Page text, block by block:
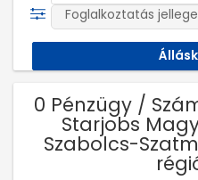
Foglalkoztatás jellege
0 Pénzügy /
Starjobs
Szabolcs-